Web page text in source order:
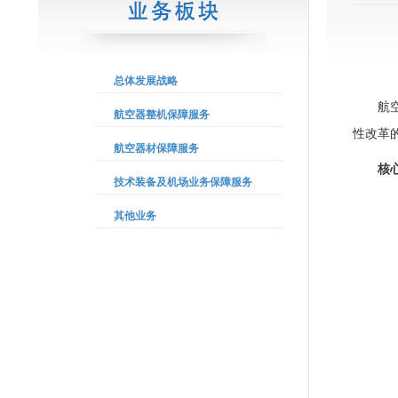
总体发展战略
航空器整机保障服务
航空器材保障服务
技术装备及机场业务保障服务
其他业务
航
性改革
核